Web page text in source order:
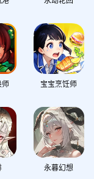
师 宝宝烹饪师
永暮幻想